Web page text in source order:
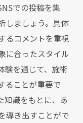
者選びの方法
口コミで探す
施術者を見つ
口コミ活用テ
での投稿を集
しましょう。具体
るコメントを重視
に合ったスタイル
験を通じて、施術
ることが重要で
知識をもとに、あ
導き出すことがで